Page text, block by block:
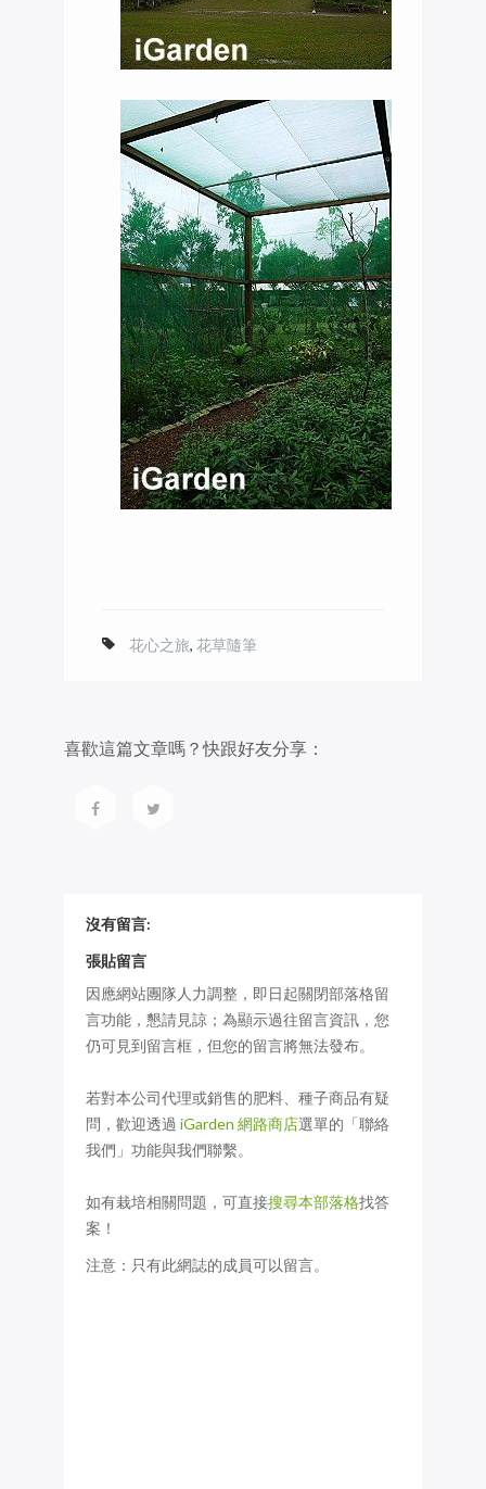
花心之旅, 花草隨筆
喜歡這篇文章嗎？快跟好友分享：
沒有留言:
張貼留言
因應網站團隊人力調整，即日起關閉部落格留
言功能，懇請見諒；為顯示過往留言資訊，您
仍可見到留言框，但您的留言將無法發布。
若對本公司代理或銷售的肥料、種子商品有疑
問，歡迎透過 iGarden 網路商店選單的「聯絡
我們」功能與我們聯繫。
如有栽培相關問題，可直接搜尋本部落格找答
案！
注意：只有此網誌的成員可以留言。